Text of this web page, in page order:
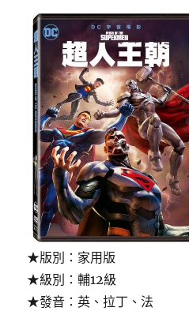
戰
警;
懼
吾
神
光)〉
★版別：家用版
★級別：輔12級
★發音：英、拉丁、法